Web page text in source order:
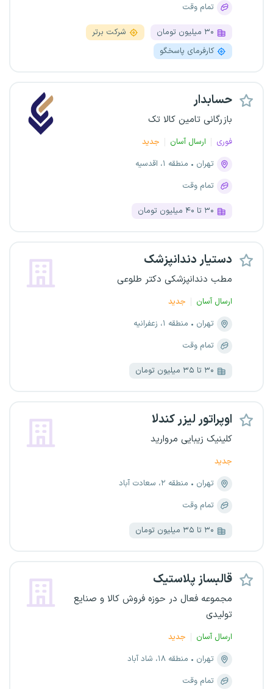
تمام وقت
۳۰ میلیون تومان
شرکت برتر
کارفرمای پاسخگو
حسابدار
بازرگانی تامین کالا تک
فوری ارسال آسان
جدید
تهران
منطقه ۱، اقدسیه
تمام وقت
۳۰ تا ۴۰ میلیون تومان
دستیار دندانپزشک
مطب دندانپزشکی دکتر طلوعی
ارسال آسان
جدید
تهران
منطقه ۱، زعفرانیه
تمام وقت
۳۰ تا ۳۵ میلیون تومان
اوپراتور لیزر کندلا
کلینیک زیبایی مروارید
جدید
تهران
منطقه ۲، سعادت آباد
تمام وقت
۳۰ تا ۳۵ میلیون تومان
قالبساز پلاستیک
مجموعه فعال در حوزه فروش کالا و صنایع
تولیدی
ارسال آسان
جدید
تهران
منطقه ۱۸، شاد آباد
تمام وقت